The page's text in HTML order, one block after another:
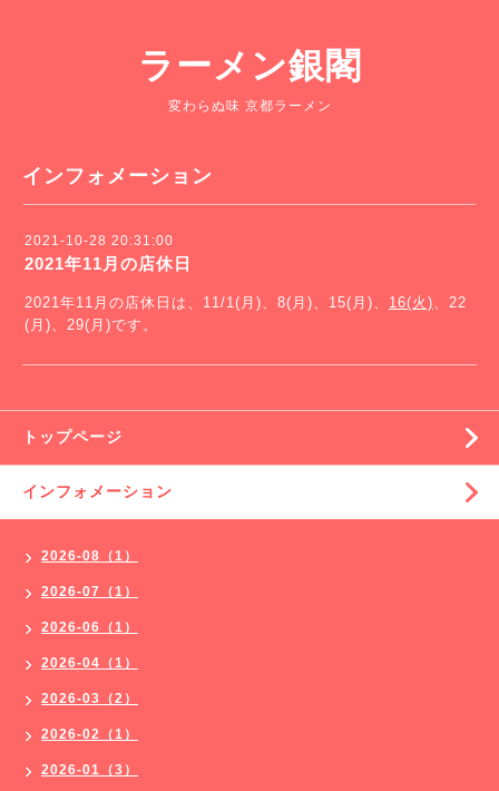
ラーメン銀閣
変わらぬ味 京都ラーメン
インフォメーション
2021-10-28 20:31:00
2021年11月の店休日
2021年11月の店休日は、11/1(月)、8(月)、15(月)、 16(火)、22
(月)、29(月)です。
トップページ
インフォメーション
2026-08（1）
2026-07（1）
2026-06（1）
2026-04（1）
2026-03（2）
2026-02（1）
2026-01（3）